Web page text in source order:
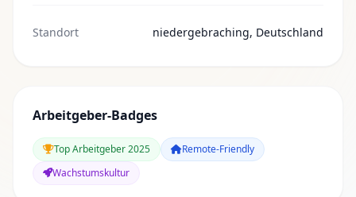
Standort niedergebraching, Deutschland
Arbeitgeber-Badges
Top Arbeitgeber 2025
Remote-Friendly
Wachstumskultur